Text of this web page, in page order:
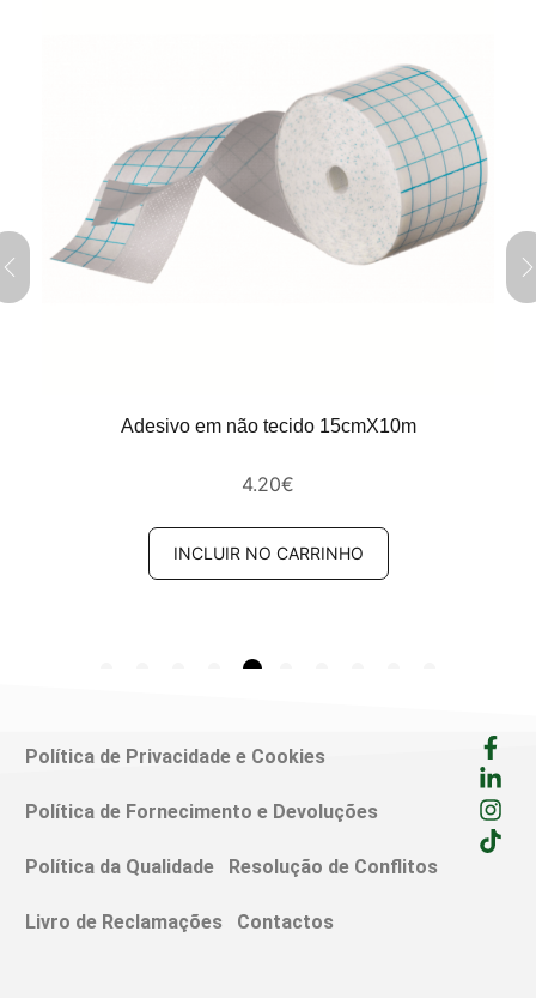
Adesivo em não tecido 15cmX10m
4.20€
INCLUIR NO CARRINHO
Política de Privacidade e Cookies
Política de Fornecimento e Devoluções
Política da Qualidade Resolução de Conflitos
Livro de Reclamações Contactos